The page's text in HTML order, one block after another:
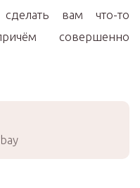
вам что-то
совершенно